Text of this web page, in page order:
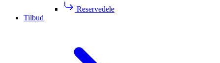
Reservedele
Tilbud